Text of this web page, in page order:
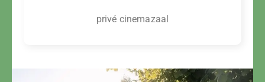
privé cinemazaal